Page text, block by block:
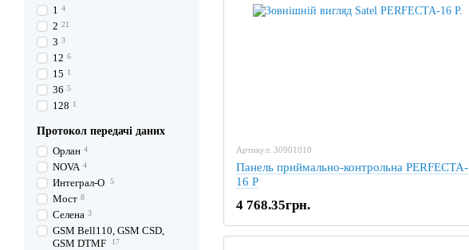
Артикул: 30901010
Панель приймально-контрольна PERFECTA-
16 P
4 768.35грн.
1 4
2 21
3 3
12 6
15 1
36 5
128 1
Протокол передачі даних
Орлан 4
NOVA 4
Интеграл-О 5
Мост 8
Селена 3
GSM Bell110, GSM CSD,
GSM DTMF
17